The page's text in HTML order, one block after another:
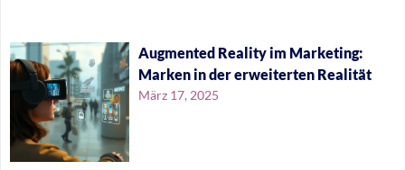
Augmented Reality im Marketing:
Marken in der erweiterten Realität
März 17, 2025